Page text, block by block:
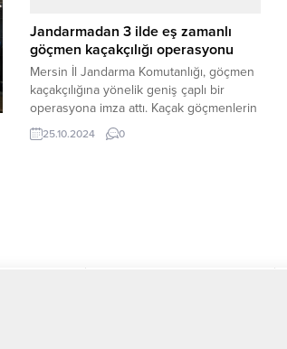
Serhat Türkel, Türkiş mevkisinde semt
pazarını ziyaret etti. Esnaf ve
vatandaşlarla sohbet...
Jandarmadan 3 ilde eş zamanlı
göçmen kaçakçılığı operasyonu
Mersin İl Jandarma Komutanlığı, göçmen
kaçakçılığına yönelik geniş çaplı bir
operasyona imza attı. Kaçak göçmenlerin
Türkiye’ye yasa dışı yollarla giriş
yapmalarını sağlayan ve yurt dışına
25.10.2024 0